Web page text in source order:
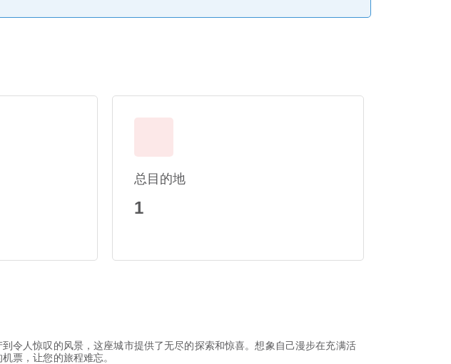
总目的地
1
令人惊叹的风景，这座城市提供了无尽的探索和惊喜。想象自己漫步在充满活
票，让您的旅程难忘。